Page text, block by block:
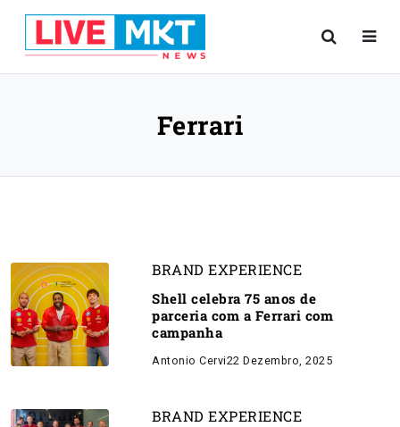
Ferrari
BRAND EXPERIENCE
Shell celebra 75 anos de
parceria com a Ferrari com
campanha
Antonio Cervi22 Dezembro, 2025
BRAND EXPERIENCE